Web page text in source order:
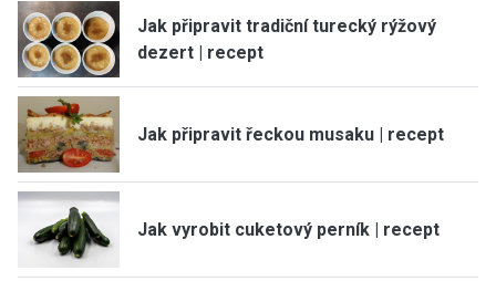
Jak připravit tradiční turecký rýžový
dezert | recept
Jak připravit řeckou musaku | recept
Jak vyrobit cuketový perník | recept